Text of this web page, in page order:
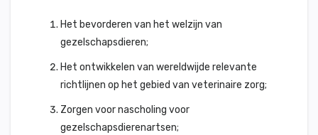
Het bevorderen van het welzijn van
gezelschapsdieren;
Het ontwikkelen van wereldwijde relevante
richtlijnen op het gebied van veterinaire zorg;
Zorgen voor nascholing voor
gezelschapsdierenartsen;